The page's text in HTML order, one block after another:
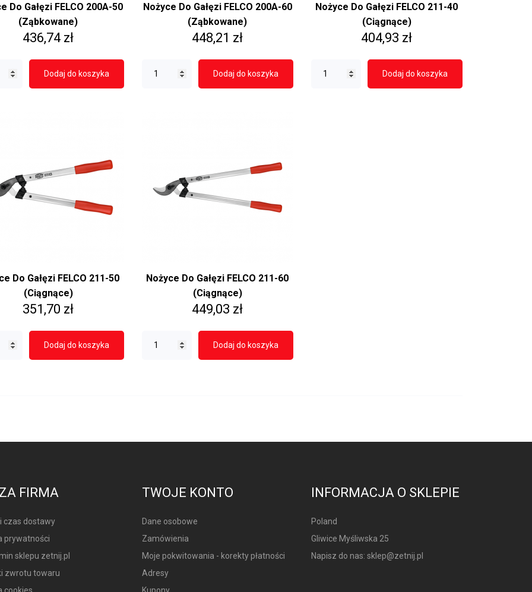
Do Gałęzi FELCO 200A-50
(ząbkowane)
Cena
436,74 zł
Dodaj do koszyka
Nożyce Do Gałęzi FELCO 200A-60
(ząbkowane)
Cena
448,21 zł
Dodaj do koszyka
Nożyce Do Gałęzi FELCO 211-40
(ciągnące)
Cena
404,93 zł
Dodaj do koszyka
Do Gałęzi FELCO 211-50
(ciągnące)
Cena
351,70 zł
Dodaj do koszyka
Nożyce Do Gałęzi FELCO 211-60
(ciągnące)
Cena
449,03 zł
Dodaj do koszyka
FIRMA
czas dostawy
prywatności
sklepu zetnij.pl
zwrotu towaru
TWOJE KONTO
Dane osobowe
Zamówienia
Moje pokwitowania - korekty płatności
Adresy
INFORMACJA O SKLEPIE
Poland
Gliwice Myśliwska 25
Napisz do nas: sklep@zetnij.pl